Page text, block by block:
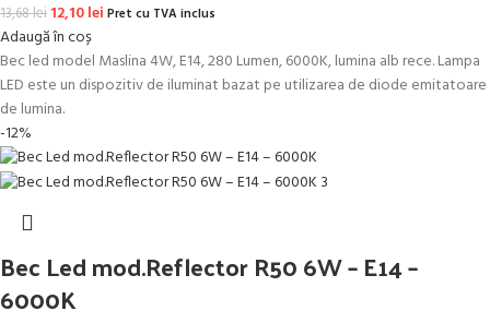
13,68lei Prețul inițial a fost: 13,68 lei.
12,10leiPrețul curent este: 12,10 lei.
Pret cu TVA inclus
Adaugă în coș
Bec led model Maslina 4W, E14, 280 Lumen, 6000K, lumina alb rece. Lampa
LED este un dispozitiv de iluminat bazat pe utilizarea de diode emitatoare
de lumina.
-12%
Bec Led mod.Reflector R50 6W – E14 –
6000K